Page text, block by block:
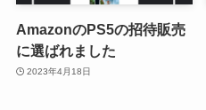
AmazonのPS5の招待販売
に選ばれました
2023年4月18日